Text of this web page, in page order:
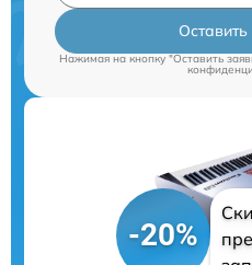
Нажимая на кнопку "Оставить
-20%